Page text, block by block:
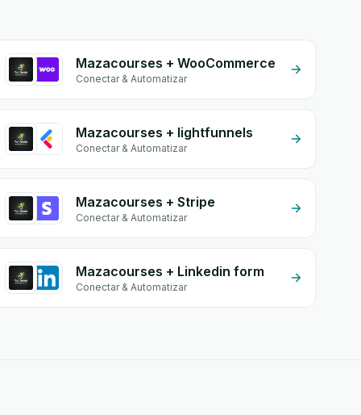
Mazacourses + WooCommerce
Conectar & Automatizar
Mazacourses + lightfunnels
Conectar & Automatizar
Mazacourses + Stripe
Conectar & Automatizar
Mazacourses + Linkedin form
Conectar & Automatizar